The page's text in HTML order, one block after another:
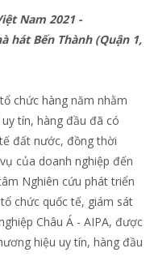
Nam 2021 -
hát Bến Thành (Quận 1,
chức hàng năm nhằm
tín, hàng đầu đã có
đất nước, đồng thời
của doanh nghiệp đến
Nghiên cứu phát triển
chức quốc tế, giám sát
Châu Á - AIPA, được
hiệu uy tín, hàng đầu